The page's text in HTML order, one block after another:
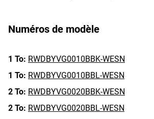
Numéros de modèle
1 To: RWDBYVG0010BBK-WESN
1 To: RWDBYVG0010BBL-WESN
2 To: RWDBYVG0020BBK-WESN
2 To: RWDBYVG0020BBL-WESN